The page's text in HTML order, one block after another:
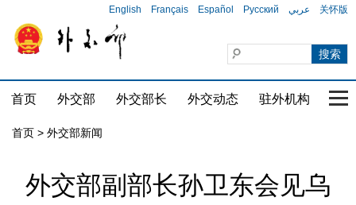
English Français Español Русский عربي 关怀版
首页 外交部 外交部长 外交动态 驻外机构 国
首页 > 外交部新闻
外交部副部长孙卫东会见乌